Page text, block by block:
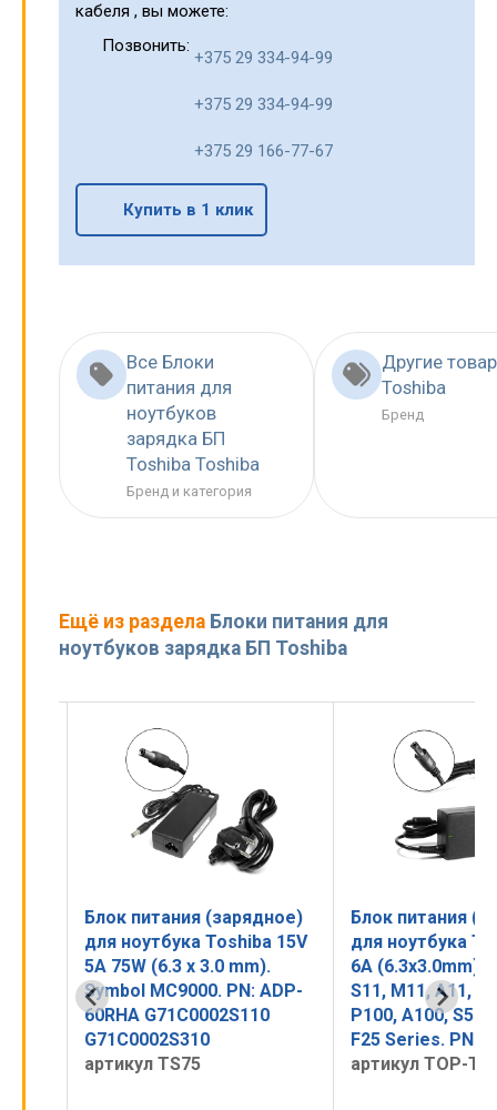
кабеля , вы можете:
Позвонить:
+375 29 334-94-99
+375 29 334-94-99
+375 29 166-77-67
Купить в 1 клик
Все Блоки
питания для
ноутбуков
зарядка БП
Toshiba Toshiba
Бренд и категория
Другие
Toshiba
Бренд
Ещё из раздела Блоки питания для
ноутбуков зарядка БП Toshiba
Блок питания (зарядное)
для ноутбука Toshiba 15V
6A (6.3x3.0mm) 90W. Tecra
S11, M11, A11, Satellite
P100, A100, S500, Qosmio
F25 Series. PN: PA2501U,
артикул TOP-TS04
Блок питания
для ноутбука
1.58A (5.5x2.5
N300, UX Series.
(5.5x2.5 mm)
57Y6413,
PA37